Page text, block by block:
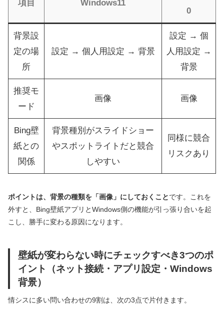
項目 Windows11
0
背景設
定の場
所
設定 → 個人用設定 → 背景
設定 → 個
人用設定 →
背景
推奨モ
ード
画像 画像
Bing壁
紙との
関係
背景種別がスライドショー
やスポットライトだと競合
しやすい
同様に競合
リスクあり
ポイントは、背景の種類を「画像」にしておくことです。これを
外すと、Bing壁紙アプリとWindows側の機能が引っ張り合いを起
こし、勝手に変わる原因になります。
壁紙が変わらない時にチェックすべき3つのポ
イント（ネット接続・アプリ設定・Windows
背景）
情シスに多い問い合わせの9割は、次の3点で片付きます。